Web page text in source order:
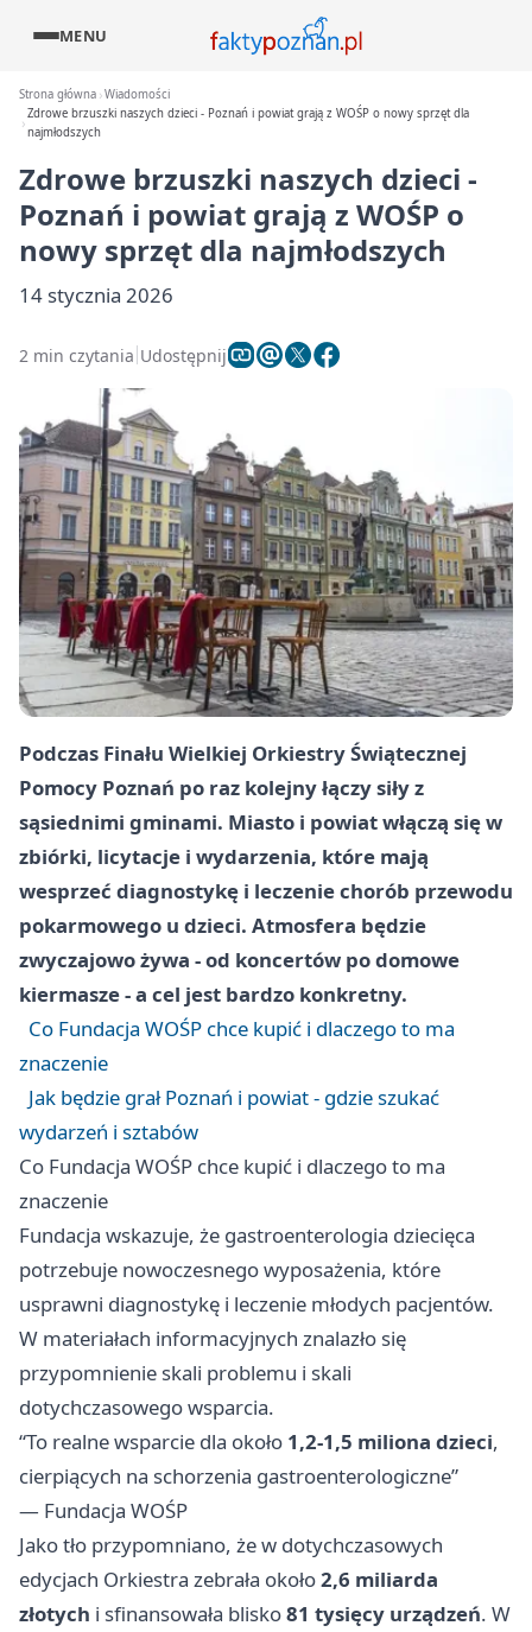
MENU
Strona główna Wiadomości
Zdrowe brzuszki naszych dzieci - Poznań i powiat grają z WOŚP o nowy sprzęt dla
najmłodszych
Zdrowe brzuszki naszych dzieci -
Poznań i powiat grają z WOŚP o
nowy sprzęt dla najmłodszych
14 stycznia 2026
2 min czytania Udostępnij
Podczas Finału Wielkiej Orkiestry Świątecznej
Pomocy Poznań po raz kolejny łączy siły z
sąsiednimi gminami. Miasto i powiat włączą się w
zbiórki, licytacje i wydarzenia, które mają
wesprzeć diagnostykę i leczenie chorób przewodu
pokarmowego u dzieci. Atmosfera będzie
zwyczajowo żywa - od koncertów po domowe
kiermasze - a cel jest bardzo konkretny.
Co Fundacja WOŚP chce kupić i dlaczego to ma
znaczenie
Jak będzie grał Poznań i powiat - gdzie szukać
wydarzeń i sztabów
Co Fundacja WOŚP chce kupić i dlaczego to ma
znaczenie
Fundacja wskazuje, że gastroenterologia dziecięca
potrzebuje nowoczesnego wyposażenia, które
usprawni diagnostykę i leczenie młodych pacjentów.
W materiałach informacyjnych znalazło się
przypomnienie skali problemu i skali
dotychczasowego wsparcia.
“To realne wsparcie dla około 1,2-1,5 miliona dzieci,
cierpiących na schorzenia gastroenterologiczne”
— Fundacja WOŚP
Jako tło przypomniano, że w dotychczasowych
edycjach Orkiestra zebrała około2,6 miliarda
złotych i sfinansowała blisko81 tysięcy urządzeń. W